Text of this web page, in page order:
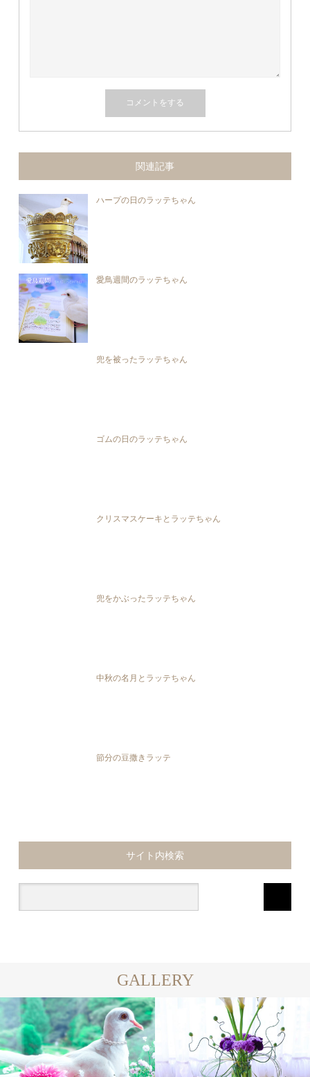
関連記事
ハープの日のラッテちゃん
愛鳥週間のラッテちゃん
兜を被ったラッテちゃん
ゴムの日のラッテちゃん
クリスマスケーキとラッテちゃん
兜をかぶったラッテちゃん
中秋の名月とラッテちゃん
節分の豆撒きラッテ
サイト内検索
GALLERY